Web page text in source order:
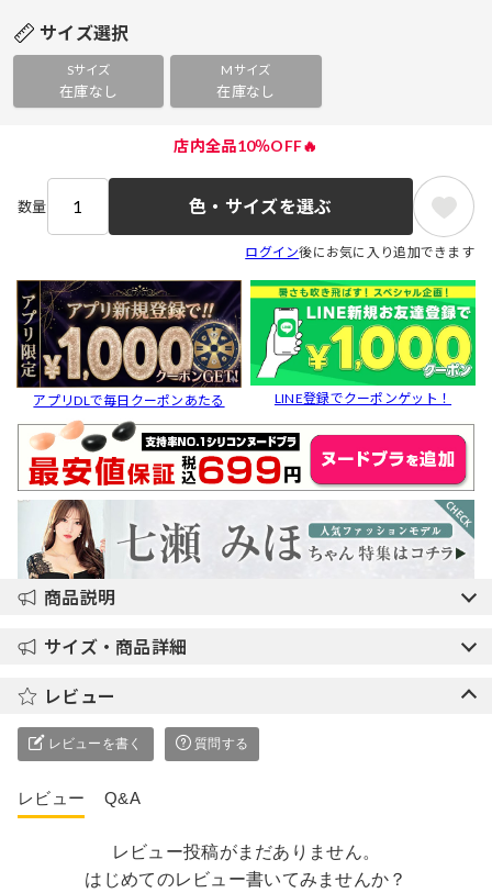
サイズ選択
Sサイズ
在庫なし
Mサイズ
在庫なし
店内全品10％OFF🔥
数量 色・サイズを選ぶ
ログイン後にお気に入り追加できます
アプリDLで毎日クーポンあたる LINE登録でクーポンゲット！
商品説明
サイズ・商品詳細
レビュー
レビューを書く 質問する
レビュー Q&A
レビュー投稿がまだありません。
はじめてのレビュー書いてみませんか？